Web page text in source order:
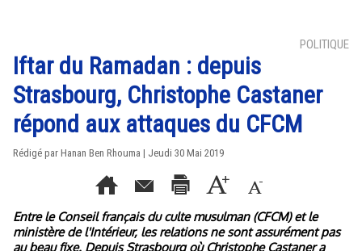
POLITIQUE
Iftar du Ramadan : depuis
Strasbourg, Christophe Castaner
répond aux attaques du CFCM
Rédigé par Hanan Ben Rhouma | Jeudi 30 Mai 2019
Entre le Conseil français du culte musulman (CFCM) et le
ministère de l'Intérieur, les relations ne sont assurément pas
au beau fixe. Depuis Strasbourg où Christophe Castaner a